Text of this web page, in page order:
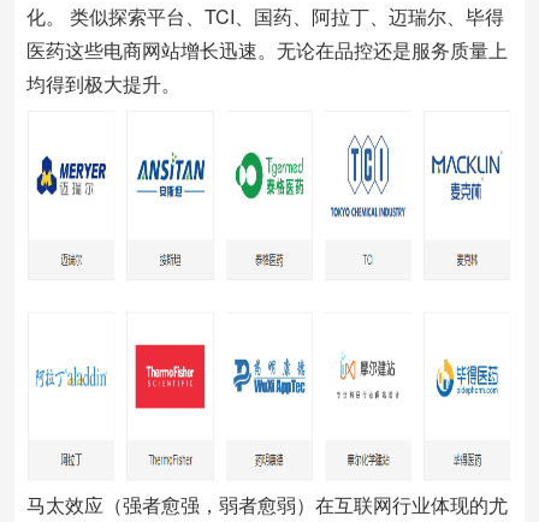
化。 类似探索平台、TCI、国药、阿拉丁、迈瑞尔、毕得
医药这些电商网站增长迅速。无论在品控还是服务质量上
均得到极大提升。
马太效应（强者愈强，弱者愈弱）在互联网行业体现的尤